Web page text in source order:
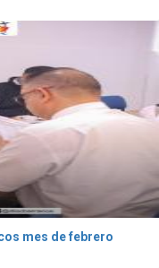
mes de febrero